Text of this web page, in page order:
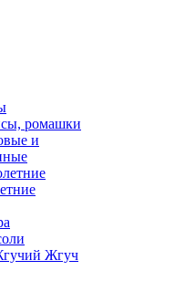
ромашки
и
Жгуч